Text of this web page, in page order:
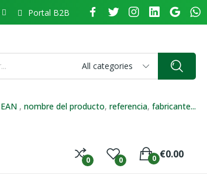
Portal B2B
All categories
EAN ,nombre del producto,referencia,fabricante...
0 0 €0.00
0